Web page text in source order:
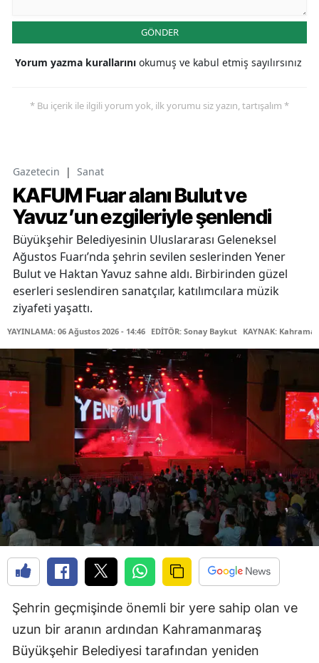
GÖNDER
Yorum yazma kurallarını okumuş ve kabul etmiş sayılırsınız
* Bu içerik ile ilgili yorum yok, ilk yorumu siz yazın, tartışalım *
Gazetecin | Sanat
KAFUM Fuar alanı Bulut ve
Yavuz’un ezgileriyle şenlendi
Büyükşehir Belediyesinin Uluslararası Geleneksel
Ağustos Fuarı’nda şehrin sevilen seslerinden Yener
Bulut ve Haktan Yavuz sahne aldı. Birbirinden güzel
eserleri seslendiren sanatçılar, katılımcılara müzik
ziyafeti yaşattı.
YAYINLAMA: 06 Ağustos 2026 - 14:46 EDİTÖR: Sonay Baykut KAYNAK:
Şehrin geçmişinde önemli bir yere sahip olan ve
uzun bir aranın ardından Kahramanmaraş
Büyükşehir Belediyesi tarafından yeniden